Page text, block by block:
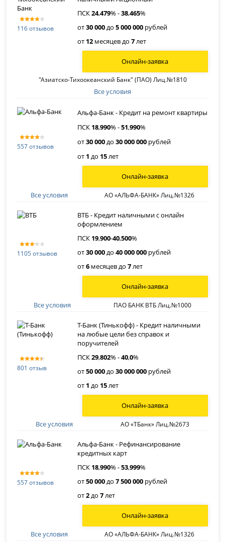
116 отзывов
ПСК24,479% -38,465%
от30 000до5 000 000 рублей
от 12 месяцев до7лет
Все условия
"Азиатско-Тихоокеанский Банк" (ПАО) Лиц.№1810
Онлайн-заявка
557 отзывов
Альфа-Банк - Кредит на ремонт квартиры
ПСК 18,990% -51,990%
от30 000до30 000 000 рублей
от 1 до 15лет
Все условия АО «АЛЬФА-БАНК» Лиц.№1326
Онлайн-заявка
1105 отзывов
ВТБ - Кредит наличными с онлайн
оформлением
ПСК 19,900-40,500%
от30 000до40 000 000 рублей
от6 месяцев до7лет
Все условия ПАО БАНК ВТБ Лиц.№1000
Онлайн-заявка
801 отзыв
Т-Банк (Тинькофф) - Кредит наличными
на любые цели без справок и
поручителей
ПСК29,802% -40,0%
от50 000до30 000 000 рублей
от 1 до 15лет
Все условия АО «ТБанк» Лиц.№2673
Онлайн-заявка
557 отзывов
Альфа-Банк - Рефинансирование
кредитных карт
ПСК 18,990% -53,999%
от50 000до7 500 000 рублей
от2до7лет
Все условия АО «АЛЬФА-БАНК» Лиц.№1326
Онлайн-заявка